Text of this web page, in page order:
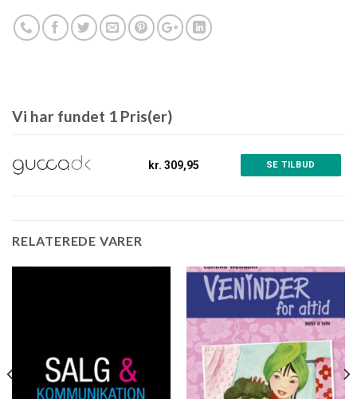
Vi har fundet 1 Pris(er)
kr. 309,95 SE TILBUD
RELATEREDE VARER